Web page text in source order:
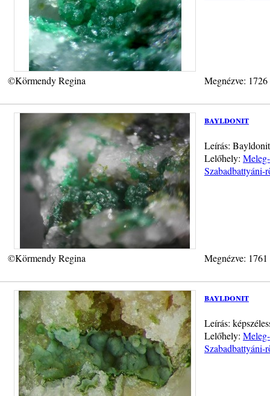
©Körmendy Regina Megnézve:
bayldonit
Leírás:
Lelőhely:
Szabadbattyáni-
©Körmendy Regina Megnézve:
bayldonit
Leírás:
Lelőhely:
Szabadbattyáni-